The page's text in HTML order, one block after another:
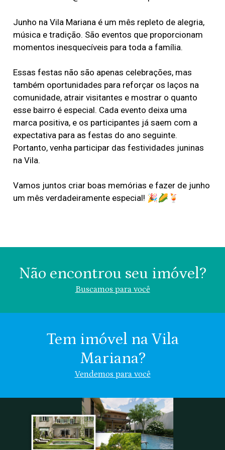
Junho na Vila Mariana é um mês repleto de alegria,
música e tradição. São eventos que proporcionam
momentos inesquecíveis para toda a família.
Essas festas não são apenas celebrações, mas
também oportunidades para reforçar os laços na
comunidade, atrair visitantes e mostrar o quanto
esse bairro é especial. Cada evento deixa uma
marca positiva, e os participantes já saem com a
expectativa para as festas do ano seguinte.
Portanto, venha participar das festividades juninas
na Vila.
Vamos juntos criar boas memórias e fazer de junho
um mês verdadeiramente especial! 🎉🌽🍹
Não encontrou seu imóvel?
Buscamos para você
Valor (R$)
Vila Mariana
Chácara Klabin
Chácara
Inglesa
Vila
Clementino
Indiferente
Tem imóvel na Vila
Mariana?
Vendemos para você
Nome